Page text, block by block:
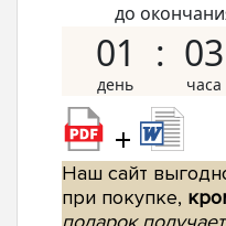
до
01 03
+
Наш сайт
при покупке,